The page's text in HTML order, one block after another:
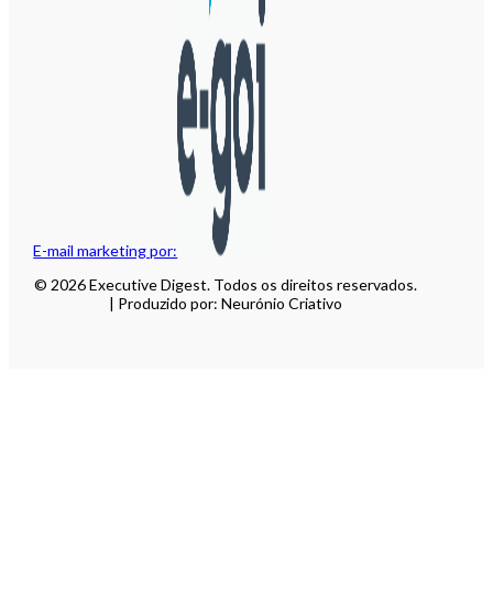
E-mail marketing por:
© 2026 Executive Digest. Todos os direitos reservados.
| Produzido por: Neurónio Criativo